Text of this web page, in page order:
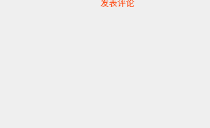
发表评论